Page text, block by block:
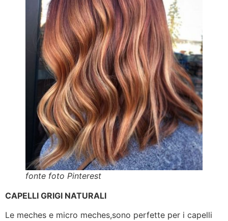
fonte foto Pinterest
CAPELLI GRIGI NATURALI
Le meches e micro meches,sono perfette per i capelli